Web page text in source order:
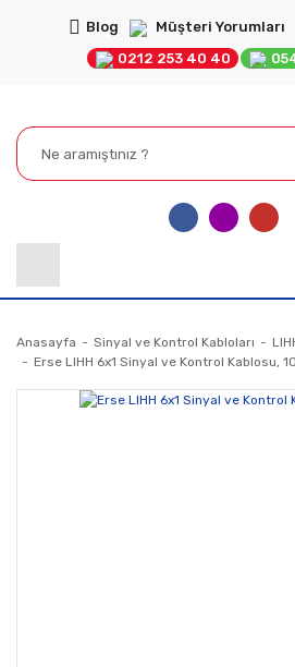
Blog Müşteri Yorumları
0212 253 40 40
Anasayfa Sinyal ve Kontrol Kabloları
Erse LIHH 6x1 Sinyal ve Kontrol Kablosu,